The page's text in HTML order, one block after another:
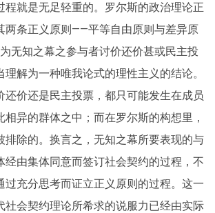
程就是无足轻重的。罗尔斯的政治理论正
两条正义原则——平等自由原则与差异原
无知之幕之参与者讨价还价甚或民主投
解为一种唯我论式的理性主义的结论。
还价还是民主投票，都只可能发生在成员
相异的群体之中；而在罗尔斯的构想里，
排除的。换言之，无知之幕所要表现的与
经由集体同意而签订社会契约的过程，不
过充分思考而证立正义原则的过程。这一
社会契约理论所希求的说服力已经由实际